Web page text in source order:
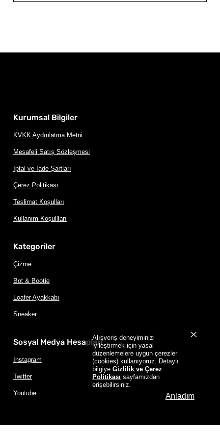
Alışveriş deneyiminizi
iyileştirmek için yasal
düzenlemelere uygun çerezler
(cookies) kullanıyoruz. Detaylı
bilgiye Gizlilik ve Çerez
Politikası sayfamızdan
erişebilirsiniz.
Anladım
Kurumsal Bilgiler
KVKK Aydınlatma Metni
Mesafeli Satış Sözleşmesi
İptal ve İade Şartları
Çerez Politikası
Teslimat Koşulları
Kullanım Koşullları
Kategoriler
Çizme
Bot & Bootie
Loafer Ayakkabı
Sneaker
Sosyal Medya Hesapları
Instagram
Twitter
Youtube